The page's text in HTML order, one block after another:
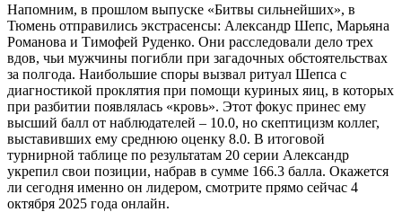
Напомним, в прошлом выпуске «Битвы сильнейших», в
Тюмень отправились экстрасенсы: Александр Шепс, Марьяна
Романова и Тимофей Руденко. Они расследовали дело трех
вдов, чьи мужчины погибли при загадочных обстоятельствах
за полгода. Наибольшие споры вызвал ритуал Шепса с
диагностикой проклятия при помощи куриных яиц, в которых
при разбитии появлялась «кровь». Этот фокус принес ему
высший балл от наблюдателей – 10.0, но скептицизм коллег,
выставивших ему среднюю оценку 8.0. В итоговой
турнирной таблице по результатам 20 серии Александр
укрепил свои позиции, набрав в сумме 166.3 балла. Окажется
ли сегодня именно он лидером, смотрите прямо сейчас 4
октября 2025 года онлайн.